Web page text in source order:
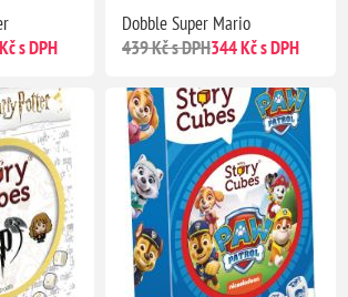
s DPH
Dobble Super Mario
439 Kč s DPH344 Kč s DPH